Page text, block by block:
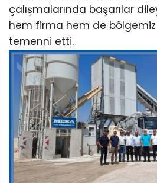
çalışmalarında başarılar
hem firma hem de bölgemiz
temenni etti.